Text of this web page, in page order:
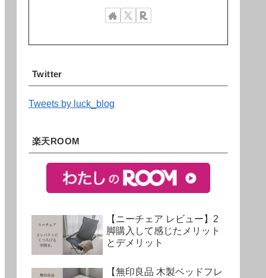
Twitter
Tweets by luck_blog
楽天ROOM
【ニーチェア レビュー】2
脚購入して感じたメリット
とデメリット
【無印良品 木製ベッドフレ